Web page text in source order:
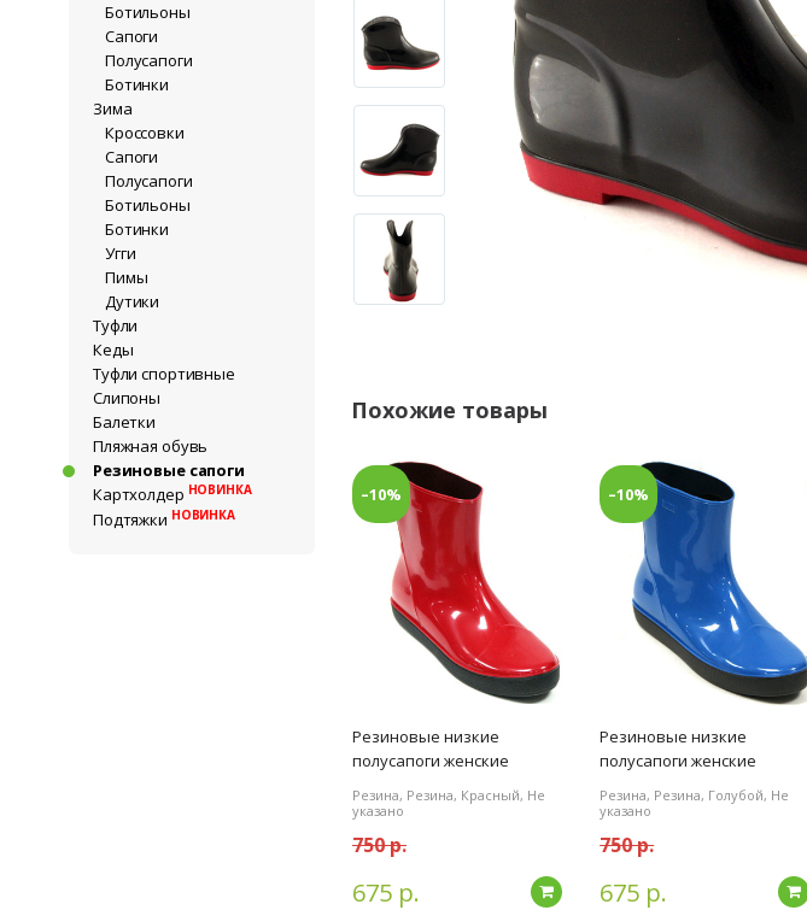
Ботильоны
Сапоги
Полусапоги
Ботинки
Зима
Кроссовки
Сапоги
Полусапоги
Ботильоны
Ботинки
Угги
Пимы
Дутики
Туфли
Кеды
Туфли спортивные
Слипоны
Балетки
Пляжная обувь
Резиновые сапоги
Картхолдер НОВИНКА
Подтяжки НОВИНКА
Похожие товары
–10%
Резиновые низкие
полусапоги женские
Резина, Резина, Красный, Не
указано
750 р.
675 р. Подробнее
–10%
Резиновые низкие
полусапоги женские
Резина, Резина, Голубой, Не
указано
750 р.
675 р.